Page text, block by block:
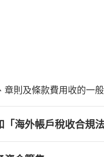
章則及條款費用收的一般
「海外帳戶稅收合規法